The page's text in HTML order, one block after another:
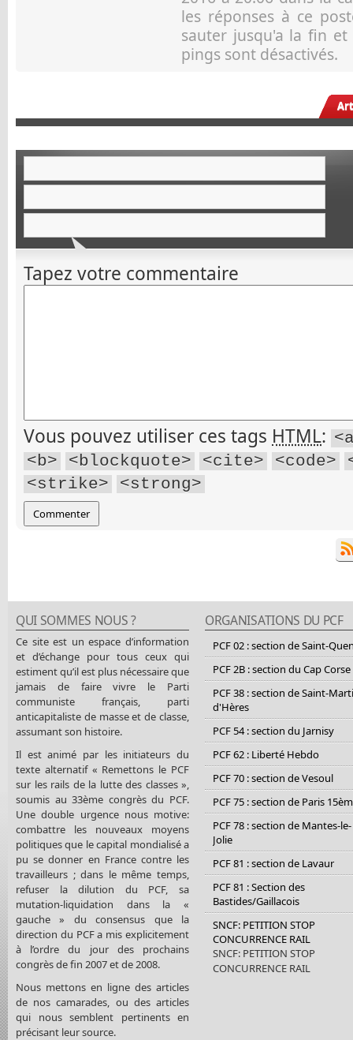
les réponses à ce
sauter jusqu'a la fin et
pings sont désactivés.
Tapez votre commentaire
Vous pouvez utiliser ces tags HTML:
<b>
<blockquote> <cite> <code>
<strike>
<strong>
QUI SOMMES NOUS ?
Ce site est un espace d’information
et d’échange pour tous ceux qui
estiment qu’il est plus nécessaire que
jamais de faire vivre le Parti
communiste français, parti
anticapitaliste de masse et de classe,
assumant son histoire.
Il est animé par les initiateurs du
texte alternatif « Remettons le PCF
sur les rails de la lutte des classes »,
soumis au 33ème congrès du PCF.
Une double urgence nous motive:
combattre les nouveaux moyens
politiques que le capital mondialisé a
pu se donner en France contre les
travailleurs ; dans le même temps,
refuser la dilution du PCF, sa
mutation-liquidation dans la «
gauche » du consensus que la
direction du PCF a mis explicitement
à l’ordre du jour des prochains
congrès de fin 2007 et de 2008.
Nous mettons en ligne des articles
de nos camarades, ou des articles
qui nous semblent pertinents en
précisant leur source.
ORGANISATIONS DU PCF
PCF 02 : section de Saint-
PCF 2B : section du Cap Corse
PCF 38 : section de Saint-
d'Hères
PCF 54 : section du Jarnisy
PCF 62 : Liberté Hebdo
PCF 70 : section de Vesoul
PCF 75 : section de Paris
PCF 78 : section de Mantes-le-
Jolie
PCF 81 : section de Lavaur
PCF 81 : Section des
Bastides/Gaillacois
SNCF: PETITION STOP
CONCURRENCE RAIL
SNCF: PETITION STOP
CONCURRENCE RAIL